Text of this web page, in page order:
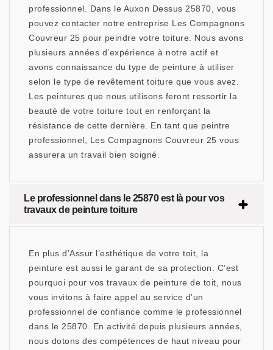
professionnel. Dans le Auxon Dessus 25870, vous
pouvez contacter notre entreprise Les Compagnons
Couvreur 25 pour peindre votre toiture. Nous avons
plusieurs années d’expérience à notre actif et
avons connaissance du type de peinture à utiliser
selon le type de revêtement toiture que vous avez.
Les peintures que nous utilisons feront ressortir la
beauté de votre toiture tout en renforçant la
résistance de cette dernière. En tant que peintre
professionnel, Les Compagnons Couvreur 25 vous
assurera un travail bien soigné.
Le professionnel dans le 25870 est là pour vos
travaux de peinture toiture
En plus d’Assur l’esthétique de votre toit, la
peinture est aussi le garant de sa protection. C’est
pourquoi pour vos travaux de peinture de toit, nous
vous invitons à faire appel au service d’un
professionnel de confiance comme le professionnel
dans le 25870. En activité depuis plusieurs années,
nous dotons des compétences de haut niveau pour